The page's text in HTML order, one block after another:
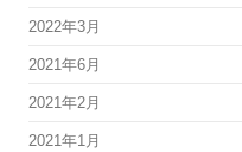
2022年3月
2021年6月
2021年2月
2021年1月